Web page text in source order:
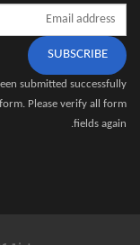
SUBSCRIBE
submitted successfully!
Please verify all form
fields again.